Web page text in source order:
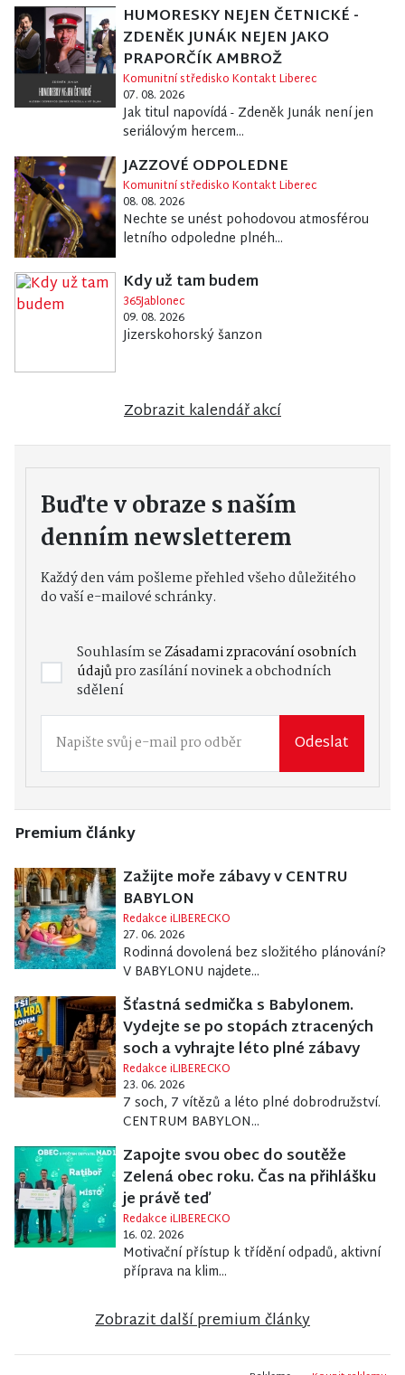
HUMORESKY NEJEN ČETNICKÉ -
ZDENĚK JUNÁK NEJEN JAKO
PRAPORČÍK AMBROŽ
Komunitní středisko Kontakt Liberec
07. 08. 2026
Jak titul napovídá - Zdeněk Junák není jen
seriálovým hercem...
JAZZOVÉ ODPOLEDNE
Komunitní středisko Kontakt Liberec
08. 08. 2026
Nechte se unést pohodovou atmosférou
letního odpoledne plnéh...
Kdy už tam budem
365Jablonec
09. 08. 2026
Jizerskohorský šanzon
Zobrazit kalendář akcí
Buďte v obraze s naším
denním newsletterem
Každý den vám pošleme přehled všeho důležitého
do vaší e-mailové schránky.
Souhlasím seZásadami zpracování osobních
údajůpro zasílání novinek a obchodních
sdělení
Odeslat
Premium články
Zažijte moře zábavy v CENTRU
BABYLON
Redakce iLIBERECKO
27. 06. 2026
Rodinná dovolená bez složitého plánování?
V BABYLONU najdete...
Šťastná sedmička s Babylonem.
Vydejte se po stopách ztracených
soch a vyhrajte léto plné zábavy
Redakce iLIBERECKO
23. 06. 2026
7 soch, 7 vítězů a léto plné dobrodružství.
CENTRUM BABYLON...
Zapojte svou obec do soutěže
Zelená obec roku. Čas na přihlášku
je právě teď
Redakce iLIBERECKO
16. 02. 2026
Motivační přístup k třídění odpadů, aktivní
příprava na klim...
Zobrazit další premium články